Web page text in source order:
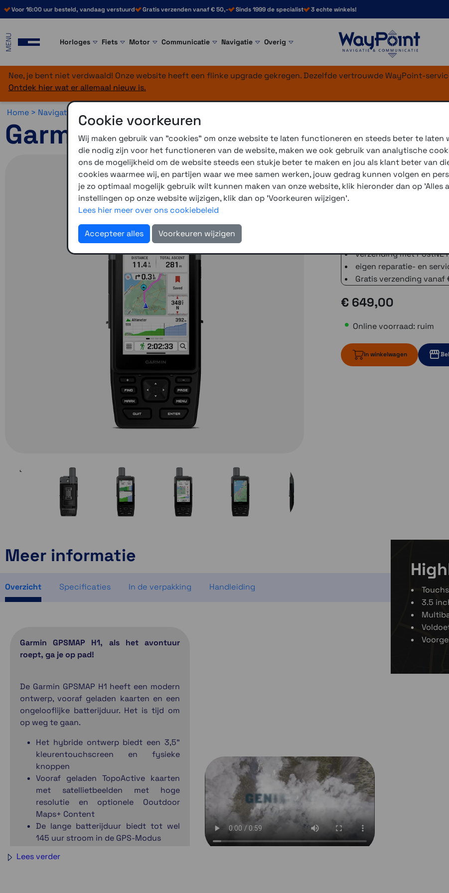
Voor 16:00 uur besteld, vandaag verstuurd Gratis verzenden vanaf € 50,- Sinds 1999 de specialist 3 echte winkels!
MENU Horloges Fiets Motor Communicatie Navigatie Overig
Nee, je bent niet verdwaald! Onze website heeft een flinke upgrade gekregen. Dezelfde vertrouwde WayPoint-
Ontdek hier wat er allemaal nieuw is.
Home > Navigatie >
Garmin GPSMAP H1
Deze robuuste GPS-
knoppen en biedt vooraf
Dankzij multi-band GPS/
heeft een batterijduur tot
IP67) en werkt samen met
verzending met PostNL
eigen reparatie- en
Gratis verzending vanaf
€ 649,00
Online voorraad: ruim
In winkelwagen
Meer informatie
Overzicht Specificaties In de verpakking Handleiding
Garmin GPSMAP H1, als het avontuur
roept, ga je op pad!
De Garmin GPSMAP H1 heeft een modern
ontwerp, vooraf geladen kaarten en een
ongelooflijke batterijduur. Het is tijd om
op weg te gaan.
Het hybride ontwerp biedt een 3,5"
kleurentouchscreen en fysieke
knoppen
Vooraf geladen TopoActive kaarten
met satellietbeelden met hoge
resolutie en optionele Ooutdoor
Maps+ Content
De lange batterijduur biedt tot wel
145 uur stroom in de GPS-Modus
ondersteuning zorgen voor een
Lees verder
3.5
Cookie voorkeuren
Wij maken gebruik van "cookies" om onze website te laten functioneren en steeds beter te
die nodig zijn voor het functioneren van de website, maken we ook gebruik van analytische
ons de mogelijkheid om de website steeds een stukje beter te maken en jou als klant beter van
cookies waarmee wij, en partijen waar we mee samen werken, jouw gedrag kunnen volgen en
je zo optimaal mogelijk gebruik wilt kunnen maken van onze website, klik hieronder dan op 'Alles
instellingen op onze website wijzigen, klik dan op 'Voorkeuren wijzigen'.
Lees hier meer over ons cookiebeleid
Accepteer alles Voorkeuren wijzigen